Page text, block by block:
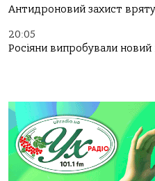
Антидроновий захист
20:05
Росіяни випробували